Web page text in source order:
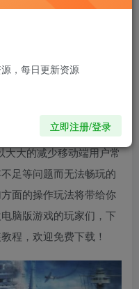
造搭配，精彩多元的养
、特种作战、空中压制
玩法，仿若让身临其境
旷世之战比拼。
借助安卓模拟器而实现
大大的减少移动端用户常
足等问题而无法畅玩的
面的操作玩法将带给你
脑版游戏的玩家们，下
程，欢迎免费下载！
，每日更新资源
立即注册/登录